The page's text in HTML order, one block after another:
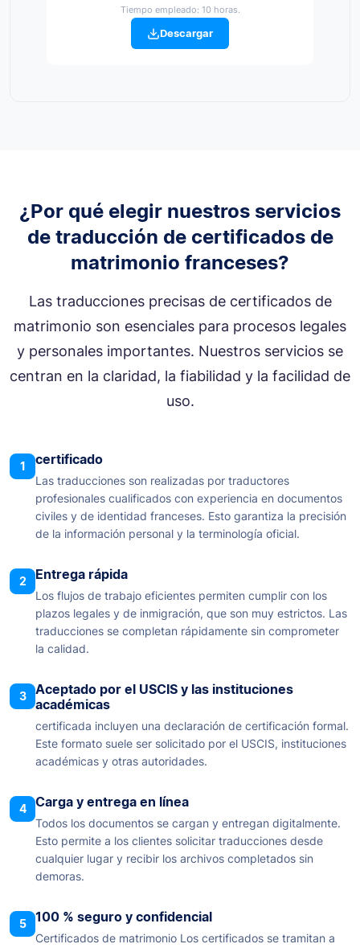
Tiempo empleado: 10 horas.
Descargar
¿Por qué elegir nuestros servicios
de traducción de certificados de
matrimonio franceses?
Las traducciones precisas de certificados de
matrimonio son esenciales para procesos legales
y personales importantes. Nuestros servicios se
centran en la claridad, la fiabilidad y la facilidad de
uso.
1 certificado
Las traducciones son realizadas por traductores
profesionales cualificados con experiencia en documentos
civiles y de identidad franceses. Esto garantiza la precisión
de la información personal y la terminología oficial.
2 Entrega rápida
Los flujos de trabajo eficientes permiten cumplir con los
plazos legales y de inmigración, que son muy estrictos. Las
traducciones se completan rápidamente sin comprometer
la calidad.
3
Aceptado por el USCIS y las instituciones
académicas
certificada incluyen una declaración de certificación formal.
Este formato suele ser solicitado por el USCIS, instituciones
académicas y otras autoridades.
4 Carga y entrega en línea
Todos los documentos se cargan y entregan digitalmente.
Esto permite a los clientes solicitar traducciones desde
cualquier lugar y recibir los archivos completados sin
demoras.
5 100 % seguro y confidencial
Certificados de matrimonio Los certificados se tramitan a